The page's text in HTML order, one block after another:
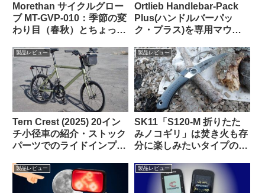
Morethan サイクルグロー
ブ MT-GVP-010：季節の変
わり目（春秋）とちょっと
Ortlieb Handlebar-Pack
Plus(ハンドルバーパッ
ク・プラス)を専用マウン
クに置いてみた
製品レビュー
Tern Crest (2025) 20イン
チ小径車の紹介・ストック
パーツでのライドインプレ
い上質なミニベロ】
製品レビュー
SK11「S120-M 折りたた
みノコギリ」は焚き火も存
分に楽しみたいタイプの自
くと便利な時がある
製品レビュー 製品レビュー